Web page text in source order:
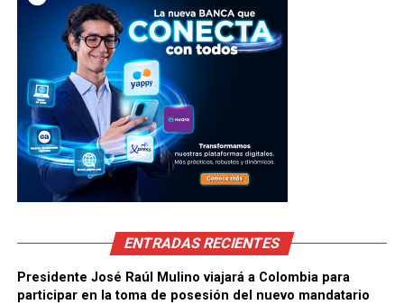
ENTRADAS RECIENTES
Presidente José Raúl Mulino viajará a Colombia para
participar en la toma de posesión del nuevo mandatario